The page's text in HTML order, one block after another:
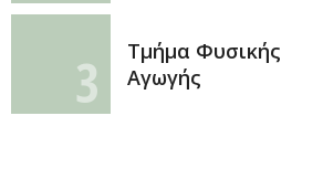
3
Τμήμα Φυσικής
Αγωγής